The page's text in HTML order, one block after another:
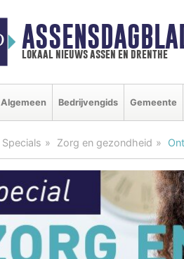
lokaal nieuws assen en drenthe
Algemeen Bedrijvengids Gemeente
Specials Zorg en gezondheid